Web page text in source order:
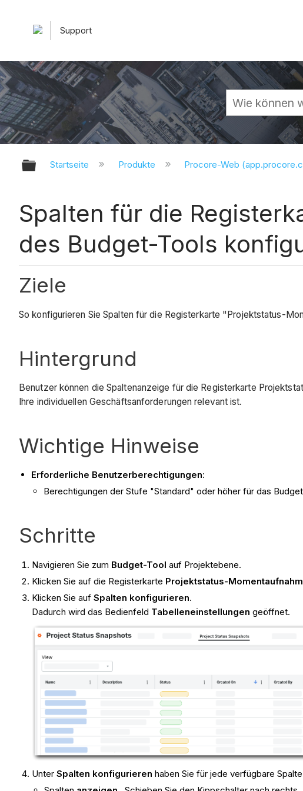
Support
Globale Hierarchie auf- und zuklappen
Startseite Produkte Procore-Web
Spalten für die
des Budget-Tools
Ziele
So konfigurieren Sie Spalten für die Registerkarte "Projektstatus-
Hintergrund
Benutzer können die Spaltenanzeige für die Registerkarte
Ihre individuellen Geschäftsanforderungen relevant ist.
Wichtige Hinweise
Erforderliche Benutzerberechtigungen:
Berechtigungen der Stufe "Standard" oder höher für das
Schritte
Navigieren Sie zum Budget-Tool auf Projektebene.
Klicken Sie auf die Registerkarte Projektstatus-
Klicken Sie aufSpalten konfigurieren.
Dadurch wird das Bedienfeld Tabelleneinstellungen geöffnet.
UnterSpalten konfigurieren haben Sie für jede verfügbare